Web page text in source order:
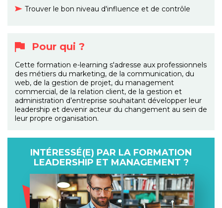
Trouver le bon niveau d'influence et de contrôle
Pour qui ?
Cette formation e-learning s'adresse aux professionnels
des métiers du marketing, de la communication, du
web, de la gestion de projet, du management
commercial, de la relation client, de la gestion et
administration d’entreprise souhaitant développer leur
leadership et devenir acteur du changement au sein de
leur propre organisation.
INTÉRESSÉ(E) PAR LA FORMATION
LEADERSHIP ET MANAGEMENT ?